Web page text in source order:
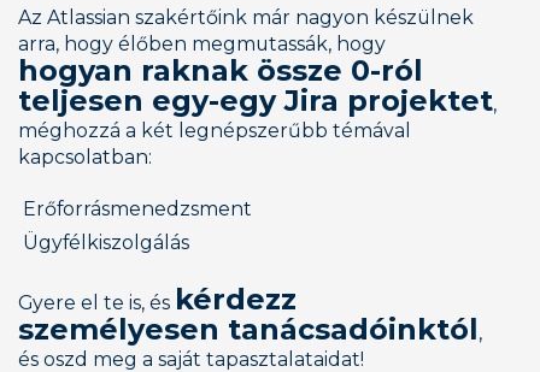
Az Atlassian szakértőink már nagyon készülnek
arra, hogy élőben megmutassák, hogy
hogyan raknak össze 0-ról
teljesen egy-egy Jira projektet,
méghozzá a két legnépszerűbb témával
kapcsolatban:
​Erőforrásmenedzsment
Ügyfélkiszolgálás
Gyere el te is, és kérdezz
személyesen tanácsadóinktól,
és oszd meg a saját tapasztalataidat!